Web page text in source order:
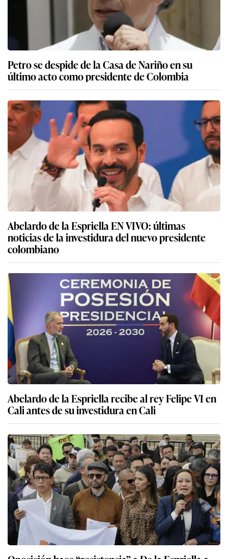
Petro se despide de la Casa de Nariño en su
último acto como presidente de Colombia
Abelardo de la Espriella EN VIVO: últimas
noticias de la investidura del nuevo presidente
colombiano
Abelardo de la Espriella recibe al rey Felipe VI en
Cali antes de su investidura en Cali